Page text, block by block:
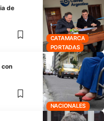
CATAMARCA
PORTADAS
de
NACIONALES
con